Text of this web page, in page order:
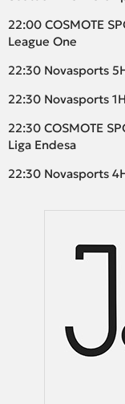
22:00 COSMOTE
League One
22:30 Novasports
22:30 Novasports
22:30 COSMOTE
Liga Endesa
22:30 Novasports